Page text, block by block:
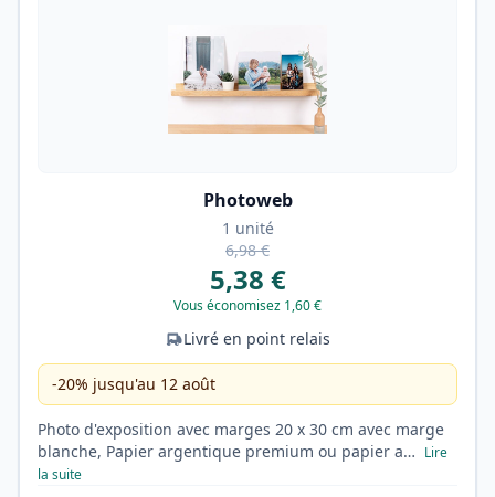
Photoweb
1 unité
6,98 €
5,38 €
Vous économisez 1,60 €
Livré en point relais
-20% jusqu'au 12 août
Photo d'exposition avec marges 20 x 30 cm avec marge
blanche, Papier argentique premium ou papier a… Lire
la suite